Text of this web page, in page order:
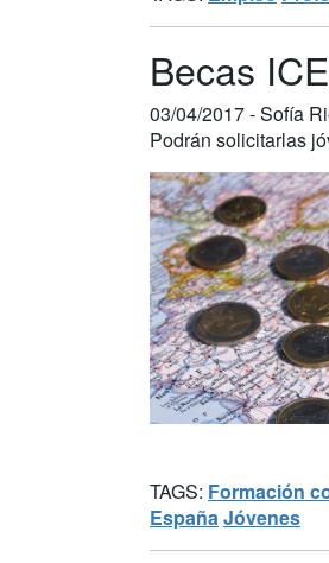
Becas
03/04/2017 -Sofía
Podrán solicitarlas
TAGS: Formación
España Jóvenes